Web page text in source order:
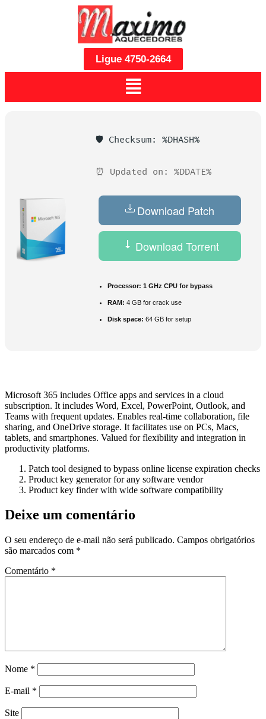
Ligue 4750-2664
🛡️ Checksum: %DHASH%
⏰ Updated on: %DDATE%
Download Patch
Download Torrent
Processor: 1 GHz CPU for bypass
RAM: 4 GB for crack use
Disk space: 64 GB for setup
Microsoft 365 includes Office apps and services in a cloud
subscription. It includes Word, Excel, PowerPoint, Outlook, and
Teams with frequent updates. Enables real-time collaboration, file
sharing, and OneDrive storage. It facilitates use on PCs, Macs,
tablets, and smartphones. Valued for flexibility and integration in
productivity platforms.
Patch tool designed to bypass online license expiration checks
Product key generator for any software vendor
Product key finder with wide software compatibility
Deixe um comentário
O seu endereço de e-mail não será publicado. Campos obrigatórios
são marcados com *
Comentário *
Nome *
E-mail *
Site